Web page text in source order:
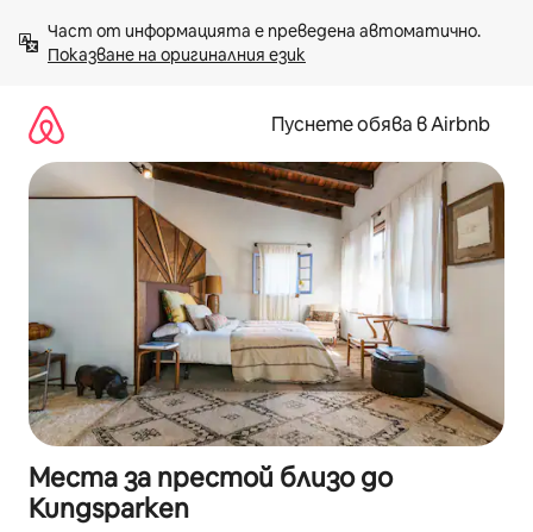
към
съдържанието
Показване на оригиналния език
Пуснете обява в Airbnb
Места за престой близо до
Kungsparken